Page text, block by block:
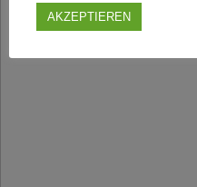
AKZEPTIEREN